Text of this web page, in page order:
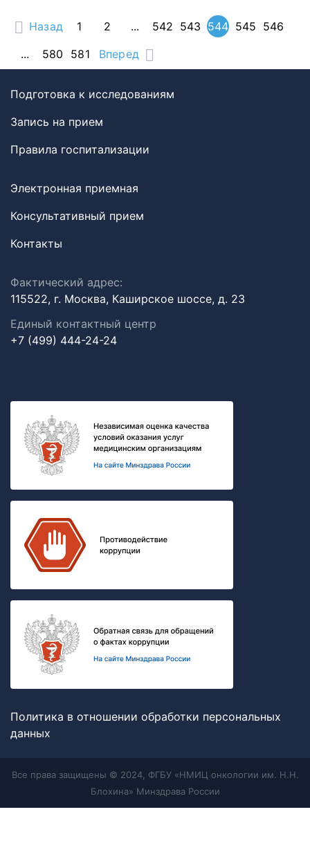
Назад 1 2 ... 542 543 544 545 546
...
580 581 Вперед
Подготовка к исследованиям
Запись на прием
Правила госпитализации
Электронная приемная
Консультативный прием
Контакты
Фактический адрес:
115522, г. Москва, Каширское шоссе, д. 23
Единый контактный центр
+7 (499) 444-24-24
Политика в отношении обработки персональных
данных
Все права защищены © 2024, ФГБУ «НМИЦ онкологии им. Н.Н.
Блохина» Минздрава России